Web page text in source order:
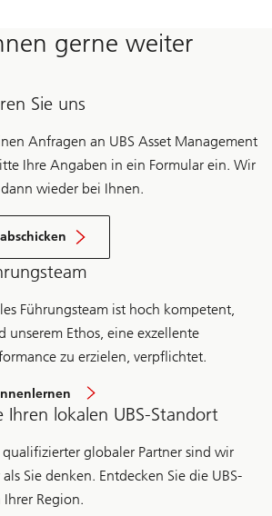
gerne weiter
Sie uns
Anfragen an UBS Asset Management
Ihre Angaben in ein Formular ein. Wir
wieder bei Ihnen.
Führungsteam ist hoch kompetent,
unserem Ethos, eine exzellente
zu erzielen, verpflichtet.
Ihren lokalen UBS-Standort
globaler Partner sind wir
Sie denken. Entdecken Sie die UBS-
Region.